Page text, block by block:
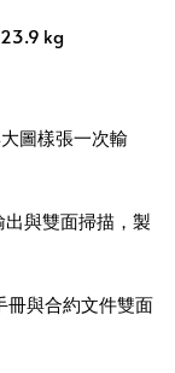
kg
圖樣張一次輸
出與雙面掃描，製
冊與合約文件雙面